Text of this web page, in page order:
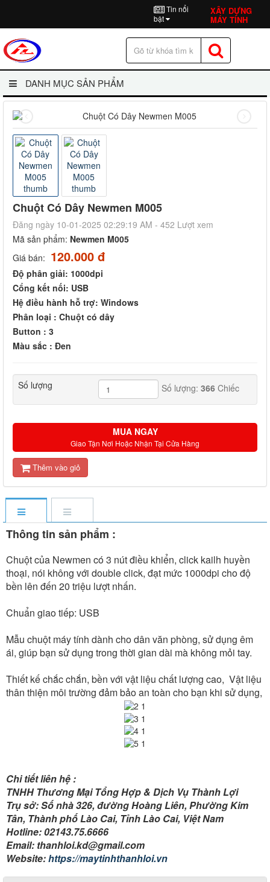
Tin nổi
bật
XÂY DỰNG
MÁY TÍNH
DANH MỤC SẢN PHẨM
Chuột Có Dây Newmen M005
Đăng ngày 10-01-2025 02:29:19 AM - 452 Lượt xem
Mã sản phẩm: Newmen M005
Giá bán: 120.000 đ
Độ phân giải: 1000dpi
Cổng kết nối: USB
Hệ điều hành hỗ trợ: Windows
Phân loại : Chuột có dây
Button : 3
Màu sắc : Đen
Số lượng Số lượng: 366Chiếc
MUA NGAY
Giao Tận Nơi Hoặc Nhận Tại Cửa Hàng
Thêm vào giỏ
Thông tin sản phẩm :
Chuột của Newmen có 3 nút điều khiển, click kailh huyền
thoại, nói không với double click, đạt mức 1000dpi cho độ
bền lên đến 20 triệu lượt nhấn.
Chuẩn giao tiếp: USB
Mẫu chuột máy tính dành cho dân văn phòng, sử dụng êm
ái, giúp bạn sử dụng trong thời gian dài mà không mỏi tay.
Thiết kế chắc chắn, bền với vật liệu chất lượng cao, Vật liệu
thân thiện môi trường đảm bảo an toàn cho bạn khi sử dụng,
Chi tiết liên hệ :
TNHH Thương Mại Tổng Hợp & Dịch Vụ Thành Lợi
Trụ sở: Số nhà 326, đường Hoàng Liên, Phường Kim
Tân, Thành phố Lào Cai, Tỉnh Lào Cai, Việt Nam
Hotline: 02143.75.6666
Email: thanhloi.kd@gmail.com
Website:https://maytinhthanhloi.vn